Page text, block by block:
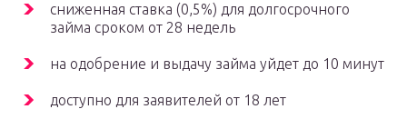
сниженная ставка (0,5%) для долгосрочного
займа сроком от 28 недель
на одобрение и выдачу займа уйдет до 10 минут
доступно для заявителей от 18 лет